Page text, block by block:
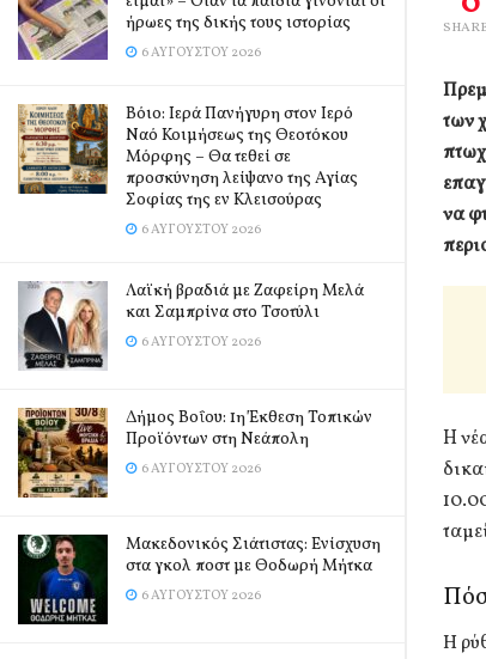
ήρωες της δικής τους ιστορίας
6 ΑΥΓΟΎΣΤΟΥ 2026
Βόιο: Ιερά Πανήγυρη στον Ιερό
Ναό Κοιμήσεως της Θεοτόκου
Μόρφης – Θα τεθεί σε
προσκύνηση λείψανο της Αγίας
Σοφίας της εν Κλεισούρας
6 ΑΥΓΟΎΣΤΟΥ 2026
Λαϊκή βραδιά με Ζαφείρη Μελά
και Σαμπρίνα στο Τσοτύλι
6 ΑΥΓΟΎΣΤΟΥ 2026
Δήμος Βοΐου: 1η Έκθεση Τοπικών
Προϊόντων στη Νεάπολη
6 ΑΥΓΟΎΣΤΟΥ 2026
Μακεδονικός Σιάτιστας: Ενίσχυση
στα γκολ ποστ με Θοδωρή Μήτκα
6 ΑΥΓΟΎΣΤΟΥ 2026
των
να
H
Η